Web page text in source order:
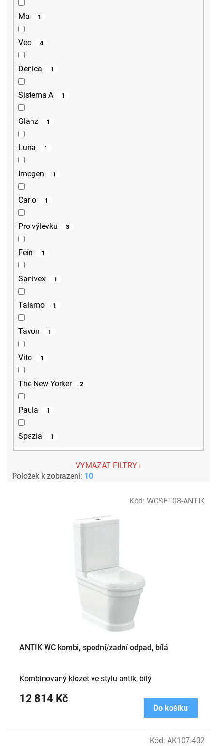
Ma 1
Veo 4
Denica 1
Sistema A 1
Glanz 1
Luna 1
Imogen 1
Carlo 1
Pro výlevku 3
Fein 1
Sanivex 1
Talamo 1
Tavon 1
Vito 1
The New Yorker 2
Paula 1
Spazia 1
VYMAZAT FILTRY
Položek k zobrazení: 10
ANTIK WC kombi, spodní/zadní odpad, bílá
12 814 Kč
Do košíku
Kombinovaný klozet ve stylu antik, bílý
Kód: WCSET08-ANTIK
Kód: AK107-432